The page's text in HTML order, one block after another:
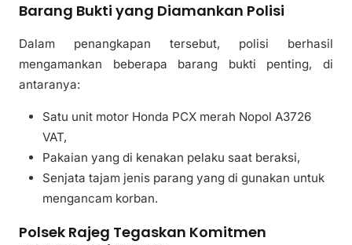
Barang Bukti yang Diamankan Polisi
Dalam penangkapan tersebut, polisi berhasil
mengamankan beberapa barang bukti penting, di
antaranya:
Satu unit motor Honda PCX merah Nopol A3726
VAT,
Pakaian yang di kenakan pelaku saat beraksi,
Senjata tajam jenis parang yang di gunakan untuk
mengancam korban.
Polsek Rajeg Tegaskan Komitmen